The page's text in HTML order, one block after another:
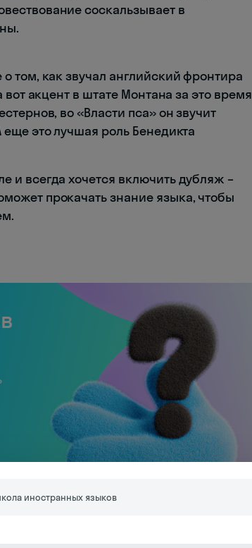
соскальзывает в
том, как звучал английский фронтира
акцент в штате Монтана за это время
во «Власти пса» он звучит
это лучшая роль Бенедикта
и всегда хочется включить дубляж –
прокачать знание языка, чтобы
иностранных языков